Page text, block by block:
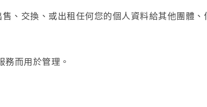
、交換、或出租任何您的個人資料給其他團體
而用於管理。